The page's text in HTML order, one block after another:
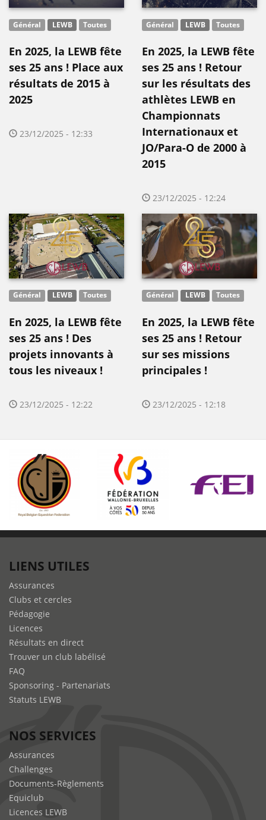
Général LEWB Toutes
En 2025, la LEWB fête
ses 25 ans ! Place aux
résultats de 2015 à
2025
23/12/2025 - 12:33
Général LEWB Toutes
En 2025, la LEWB fête
ses 25 ans ! Retour
sur les résultats des
athlètes LEWB en
Championnats
Internationaux et
JO/Para-O de 2000 à
2015
23/12/2025 - 12:24
Général LEWB Toutes
En 2025, la LEWB fête
ses 25 ans ! Des
projets innovants à
tous les niveaux !
23/12/2025 - 12:22
Général LEWB Toutes
En 2025, la LEWB fête
ses 25 ans ! Retour
sur ses missions
principales !
23/12/2025 - 12:18
LIENS UTILES
Assurances
Clubs et cercles
Pédagogie
Licences
Résultats en direct
Trouver un club labélisé
FAQ
Sponsoring - Partenariats
Statuts LEWB
NOS SERVICES
Assurances
Challenges
Documents-Règlements
Equiclub
Licences LEWB